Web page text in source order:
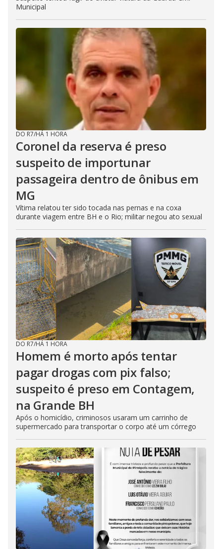
Municipal
DO R7/HÁ 1 HORA
Coronel da reserva é preso
suspeito de importunar
passageira dentro de ônibus em
MG
Vítima relatou ter sido tocada nas pernas e na coxa
durante viagem entre BH e o Rio; militar negou ato sexual
DO R7/HÁ 1 HORA
Homem é morto após tentar
pagar drogas com pix falso;
suspeito é preso em Contagem,
na Grande BH
Após o homicídio, criminosos usaram um carrinho de
supermercado para transportar o corpo até um córrego